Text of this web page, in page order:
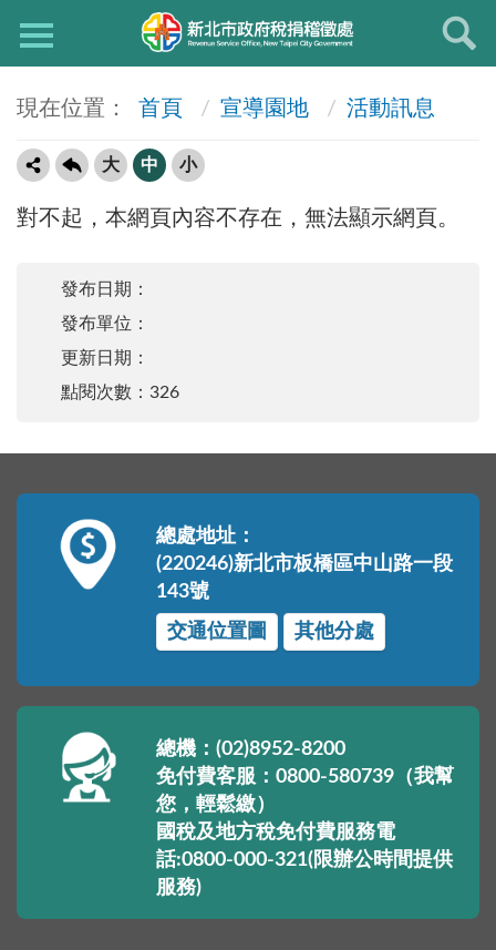
首頁 宣導園地 活動訊息
大 中 小
對不起，本網頁內容不存在，無法顯示網頁。
發布日期：
發布單位：
更新日期：
點閱次數：326
總處地址：
(220246)新北市板橋區中山路一段
143號
交通位置圖
其他分處
總機：(02)8952-8200
免付費客服：0800-580739（我幫
您，輕鬆繳）
國稅及地方稅免付費服務電
話:0800-000-321(限辦公時間提供
服務)